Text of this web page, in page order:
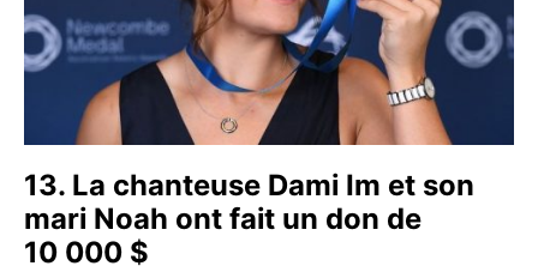
13. La chanteuse Dami Im et son
mari Noah ont fait un don de
10 000 $